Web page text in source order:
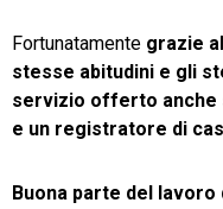
Fortunatamente grazie
stesse abitudini e gli
servizio offerto anche
e un registratore di
Buona parte del